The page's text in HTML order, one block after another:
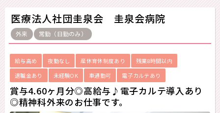
医療法人社団圭泉会 圭泉会病院
外来 常勤（日勤のみ）
給与高め 夜勤なし 産休育休制度あり
残業8時間以内
退職金あり
未経験OK 車通勤可 電子カルテあり
賞与4.60ヶ月分◎高給与♪電子カルテ導入あり
◎精神科外来のお仕事です。